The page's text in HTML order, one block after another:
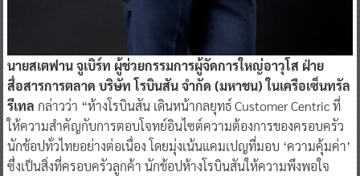
นายสเตฟาน จูเบิร์ท ผู้ช่วยกรรมการผู้จัดการใหญ่อาวุโส ฝ่าย
สื่อสารการตลาด บริษัท โรบินสัน จำกัด (มหาชน) ในเครือเซ็นทรัล
รีเทล กล่าวว่า “ห้างโรบินสัน เดินหน้ากลยุทธ์ Customer Centric ที่
ให้ความสำคัญกับการตอบโจทย์อินไซต์ความต้องการของครอบครัว
นักช้อปทั่วไทยอย่างต่อเนื่อง โดยมุ่งเน้นแคมเปญที่มอบ ‘ความคุ้มค่า’
ซึ่งเป็นสิ่งที่ครอบครัวลูกค้า นักช้อปห้างโรบินสันให้ความพึงพอใจ